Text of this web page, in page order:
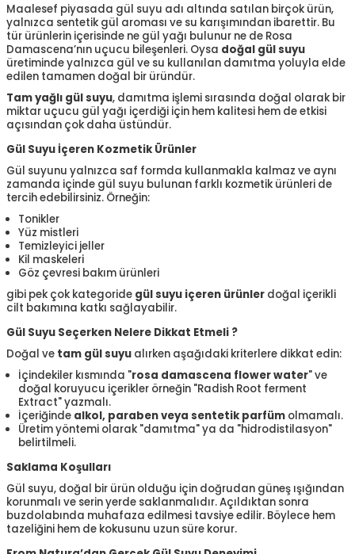
Maalesef piyasada gül suyu adı altında satılan birçok ürün,
yalnızca sentetik gül aroması ve su karışımından ibarettir. Bu
tür ürünlerin içerisinde ne gül yağı bulunur ne de Rosa
Damascena’nın uçucu bileşenleri. Oysa doğal gül suyu
üretiminde yalnızca gül ve su kullanılan damıtma yoluyla elde
edilen tamamen doğal bir üründür.
Tam yağlı gül suyu, damıtma işlemi sırasında doğal olarak bir
miktar uçucu gül yağı içerdiği için hem kalitesi hem de etkisi
açısından çok daha üstündür.
Gül Suyu İçeren Kozmetik Ürünler
Gül suyunu yalnızca saf formda kullanmakla kalmaz ve aynı
zamanda içinde gül suyu bulunan farklı kozmetik ürünleri de
tercih edebilirsiniz. Örneğin:
Tonikler
Yüz mistleri
Temizleyici jeller
Kil maskeleri
Göz çevresi bakım ürünleri
gibi pek çok kategoride gül suyu içeren ürünler doğal içerikli
cilt bakımına katkı sağlayabilir.
Gül Suyu Seçerken Nelere Dikkat Etmeli ?
Doğal ve tam gül suyu alırken aşağıdaki kriterlere dikkat edin:
İçindekiler kısmında "rosa damascena flower water" ve
doğal koruyucu içerikler örneğin "Radish Root ferment
Extract"yazmalı.
İçeriğinde alkol, paraben veya sentetik parfüm olmamalı.
Üretim yöntemi olarak "damıtma" ya da "hidrodistilasyon"
belirtilmeli.
Saklama Koşulları
Gül suyu, doğal bir ürün olduğu için doğrudan güneş ışığından
korunmalı ve serin yerde saklanmalıdır. Açıldıktan sonra
buzdolabında muhafaza edilmesi tavsiye edilir. Böylece hem
tazeliğini hem de kokusunu uzun süre korur.